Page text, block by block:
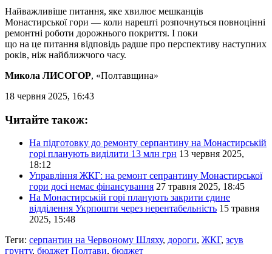
Найважливіше питання, яке хвилює мешканців
Монастирської гори — коли нарешті розпочнуться повноцінні
ремонтні роботи дорожнього покриття. І поки
що на це питання відповідь радше про перспективу наступних
років, ніж найближчого часу.
Микола ЛИСОГОР, «Полтавщина»
18 червня 2025, 16:43
Читайте також:
На підготовку до ремонту серпантину на Монастирській
горі планують виділити 13 млн грн 13 червня 2025,
18:12
Управління ЖКГ: на ремонт сепрантину Монастирської
гори досі немає фінансування 27 травня 2025, 18:45
На Монастирській горі планують закрити єдине
відділення Укрпошти через нерентабельність 15 травня
2025, 15:48
Теги: серпантин на Червоному Шляху, дороги, ЖКГ, зсув
грунту, бюджет Полтави, бюджет